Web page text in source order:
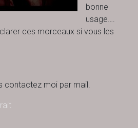
bonne
usage….
ces morceaux si vous les
contactez moi par mail.